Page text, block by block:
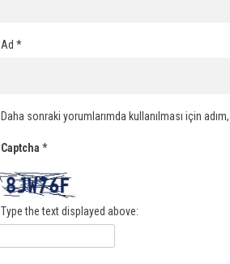
Ad *
Daha sonraki yorumlarımda kullanılması için
Captcha *
Type the text displayed above: